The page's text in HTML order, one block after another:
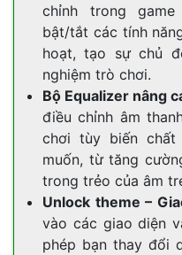
chỉnh trong
bật/tắt các tính
hoạt, tạo sự chủ
nghiệm trò chơi.
Bộ Equalizer nâng
điều chỉnh âm
chơi tùy biến
muốn, từ tăng
trong trẻo của âm
Unlock theme –
vào các giao diện
phép bạn thay đổi